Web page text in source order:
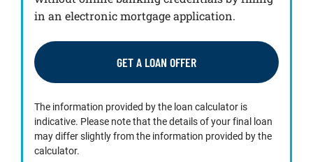
in an electronic mortgage application.
GET A LOAN OFFER
The information provided by the loan calculator is
indicative. Please note that the details of your final loan
may differ slightly from the information provided by the
calculator.